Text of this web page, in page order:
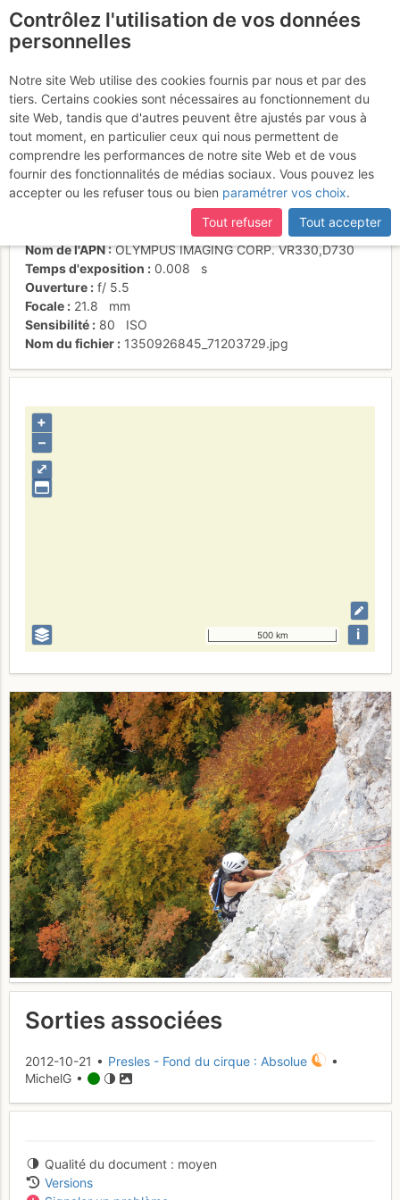
certaines pages ne sont plus accessibles, manquantes ou
incomplètes, déconnectez-vous puis reconnectez-vous à votre
compte sur le site.
Sortie de L5 (Absolue)
Activités
Date/heure
21 oct. 2012 13:46
Contributeur
MichelG
individuel (CC by-nc-nd)
Nom de l'APN
OLYMPUS IMAGING CORP. VR330,D730
Temps d'exposition
0.008
s
Ouverture
f/ 5.5
Focale
21.8
mm
Sensibilité
80
ISO
Nom du fichier
1350926845_71203729.jpg
⤢
+
–
500 km i
Sorties associées
2012-10-21 • Presles - Fond du cirque : Absolue
•
MichelG •
Qualité du document
moyen
Versions
Contrôlez l'utilisation de vos données
personnelles
Notre site Web utilise des cookies fournis par nous et par des
tiers. Certains cookies sont nécessaires au fonctionnement du
site Web, tandis que d'autres peuvent être ajustés par vous à
tout moment, en particulier ceux qui nous permettent de
comprendre les performances de notre site Web et de vous
fournir des fonctionnalités de médias sociaux. Vous pouvez les
accepter ou les refuser tous ou bien paramétrer vos choix.
Tout refuser
Tout accepter